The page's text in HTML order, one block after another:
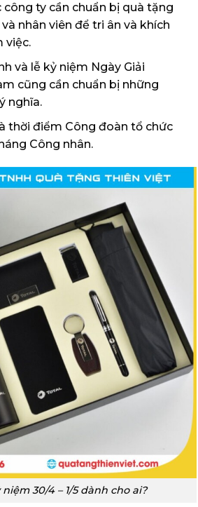
công ty cần chuẩn bị quà tặng
nhân viên để tri ân và khích
việc.
và lễ kỷ niệm Ngày Giải
cũng cần chuẩn bị những
nghĩa.
thời điểm Công đoàn tổ chức
Công nhân.
30/4 – 1/5 dành cho ai?